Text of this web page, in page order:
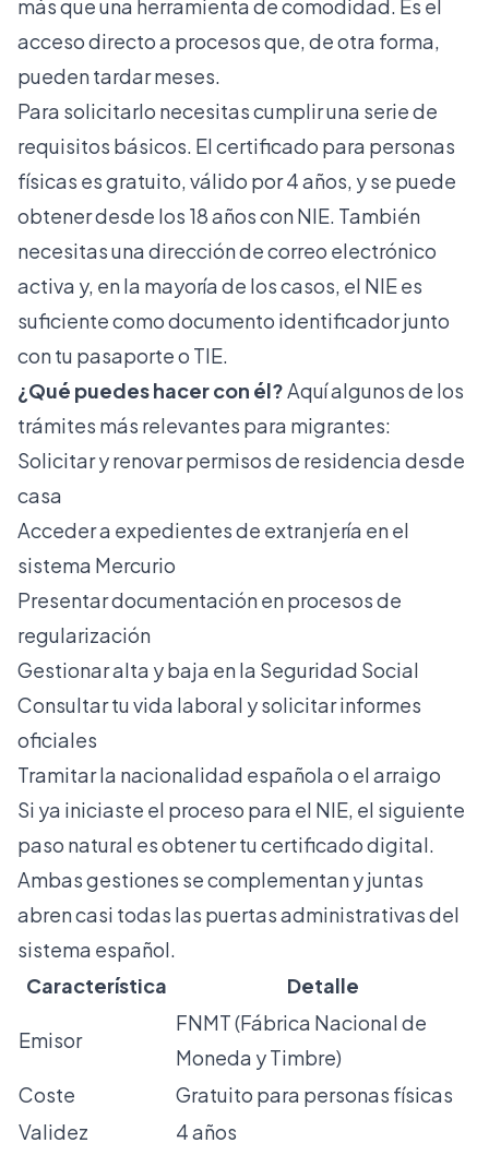
más que una herramienta de comodidad. Es el
acceso directo a procesos que, de otra forma,
pueden tardar meses.
Para solicitarlo necesitas cumplir una serie de
requisitos básicos. Elcertificado para personas
físicas es gratuito, válido por 4 años, y se puede
obtener desde los 18 años con NIE. También
necesitas una dirección de correo electrónico
activa y, en la mayoría de los casos, el NIE es
suficiente como documento identificador junto
con tu pasaporte o TIE.
¿Qué puedes hacer con él?Aquí algunos de los
trámites más relevantes para migrantes:
Solicitar y renovar permisos de residencia desde
casa
Acceder a expedientes de extranjería en el
sistema Mercurio
Presentar documentación en procesos de
regularización
Gestionar alta y baja en la Seguridad Social
Consultar tu vida laboral y solicitar informes
oficiales
Tramitar la nacionalidad española o el arraigo
Si ya iniciaste el proceso para el NIE, el siguiente
paso natural es obtener tu certificado digital.
Ambas gestiones se complementan y juntas
abren casi todas las puertas administrativas del
sistema español.
Característica
Detalle
Emisor
FNMT (Fábrica Nacional de
Moneda y Timbre)
Coste
Gratuito para personas físicas
Validez
4 años